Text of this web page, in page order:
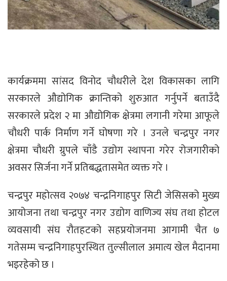
कार्यक्रममा सांसद विनोद चौधरीले देश विकासका लागि
सरकारले औद्योगिक क्रान्तिको शुरुआत गर्नुपर्ने बताउँदै
सरकारले प्रदेश २ मा औद्योगिक क्षेत्रमा लगानी गरेमा आफूले
चौधरी पार्क निर्माण गर्ने घोषणा गरे । उनले चन्द्रपुर नगर
क्षेत्रमा चौधरी ग्रुपले चाँडै उद्योग स्थापना गरेर रोजगारीको
अवसर सिर्जना गर्ने प्रतिबद्धतासमेत व्यक्त गरे ।
चन्द्रपुर महोत्सव २०७४ चन्द्रनिगाहपुर सिटी जेसिसको मुख्य
आयोजना तथा चन्द्रपुर नगर उद्योग वाणिज्य संघ तथा होटल
व्यवसायी संघ रौतहटको सहप्रयोजनमा आगामी चैत ७
गतेसम्म चन्द्रनिगाहपुरस्थित तुल्सीलाल अमात्य खेल मैदानमा
भइरहेको छ ।